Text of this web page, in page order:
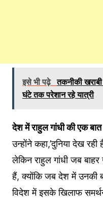
इसे भी पढ़े तकनीकी
घंटे तक परेशान रहे यात्री
देश में राहुल गांधी की एक
उन्होंने कहा,’दुनिया देख
लेकिन राहुल गांधी जब
हैं, क्योंकि जब देश में उनकी
विदेश में इसके खिलाफ